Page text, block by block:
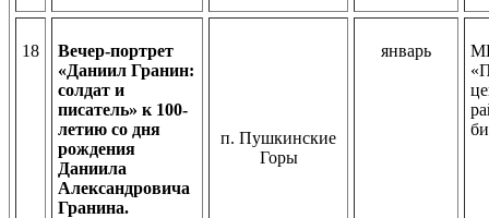
18
Вечер-портрет
«Даниил Гранин:
солдат и
писатель» к 100-
летию со дня
рождения
Даниила
Александровича
Гранина.
п. Пушкинские
Горы
январь